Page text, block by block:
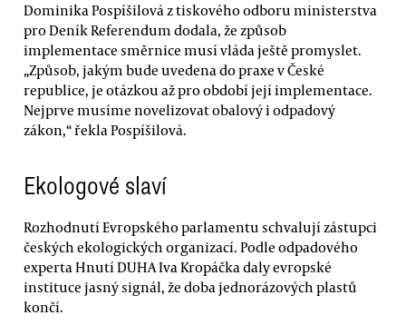
Dominika Pospíšilová z tiskového odboru ministerstva
pro Deník Referendum dodala, že způsob
implementace směrnice musí vláda ještě promyslet.
„Způsob, jakým bude uvedena do praxe v České
republice, je otázkou až pro období její implementace.
Nejprve musíme novelizovat obalový i odpadový
zákon,“ řekla Pospíšilová.
Ekologové slaví
Rozhodnutí Evropského parlamentu schvalují zástupci
českých ekologických organizací. Podle odpadového
experta Hnutí DUHA Iva Kropáčka daly evropské
instituce jasný signál, že doba jednorázových plastů
končí.